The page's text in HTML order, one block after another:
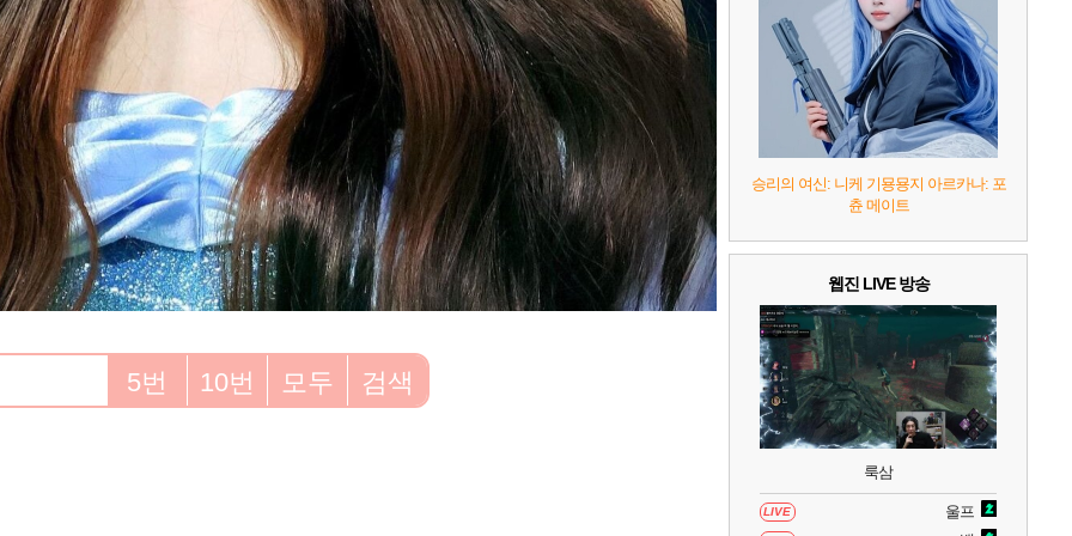
5번 10번 모두 검색
리듬 천국 미라클 스타즈 2
헤일로: 캠페인 이볼브드 2
9 캡틴 츠바사 2 월드 파이터즈
10 레고 배트맨: 레거시 오브 더 다크 나이트
승리의 여신: 니케 기묭묭지 아르카나: 포
츈 메이트
웹진 LIVE 방송
룩삼
LIVE 울프